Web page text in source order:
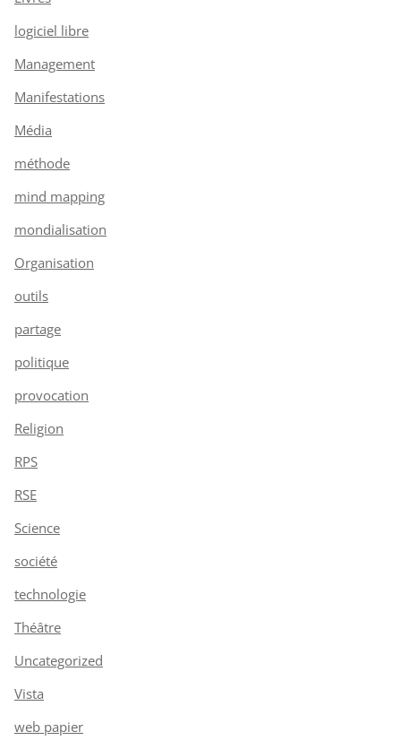
logiciel libre
Management
Manifestations
Média
méthode
mind mapping
mondialisation
Organisation
outils
partage
politique
provocation
Religion
RPS
RSE
Science
société
technologie
Théâtre
Uncategorized
Vista
web papier